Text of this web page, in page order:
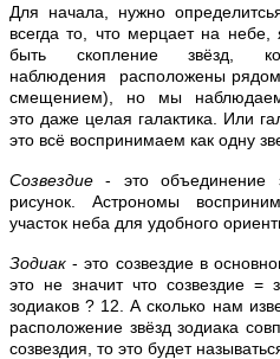
Для начала, нужно
всегда то, что мерцает на
быть скопление звёзд,
наблюдения расположены
смещением), но мы
это даже целая галактика. Или
это всё воспринимаем как одну
Созвездие - это объединение
рисунок. Астрономы
участок неба для удобного
Зодиак- это созвездие в
это не значит что созвездие =
зодиаков ? 12. А сколько нам
расположение звёзд зодиака
созвездия, то это будет